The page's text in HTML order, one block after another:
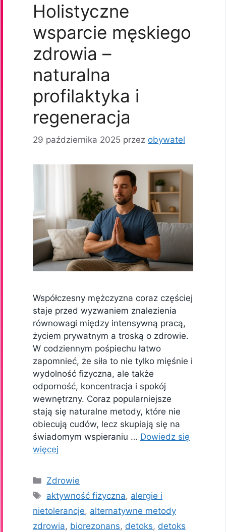
Holistyczne
wsparcie męskiego
zdrowia –
naturalna
profilaktyka i
regeneracja
29 października 2025 przez obywatel
Współczesny mężczyzna coraz częściej
staje przed wyzwaniem znalezienia
równowagi między intensywną pracą,
życiem prywatnym a troską o zdrowie.
W codziennym pośpiechu łatwo
zapomnieć, że siła to nie tylko mięśnie i
wydolność fizyczna, ale także
odporność, koncentracja i spokój
wewnętrzny. Coraz popularniejsze
stają się naturalne metody, które nie
obiecują cudów, lecz skupiają się na
świadomym wspieraniu … Dowiedz się
więcej
Kategorie
Zdrowie
Tagi
aktywność fizyczna, alergie i
nietolerancje, alternatywne metody
zdrowia, biorezonans, detoks, detoks